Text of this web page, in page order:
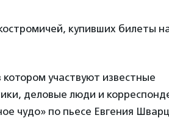
купивших билеты
участвуют известные
деловые люди и
чудо» по пьесе Евгения